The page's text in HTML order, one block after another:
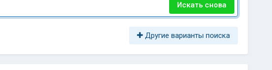
Искать снова
Другие варианты поиска